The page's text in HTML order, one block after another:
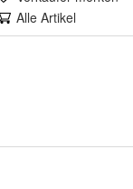
Alle Artikel